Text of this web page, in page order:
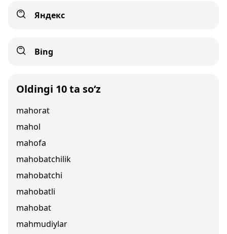
Яндекс
Bing
Oldingi 10 ta so‘z
mahorat
mahol
mahofa
mahobatchilik
mahobatchi
mahobatli
mahobat
mahmudiylar